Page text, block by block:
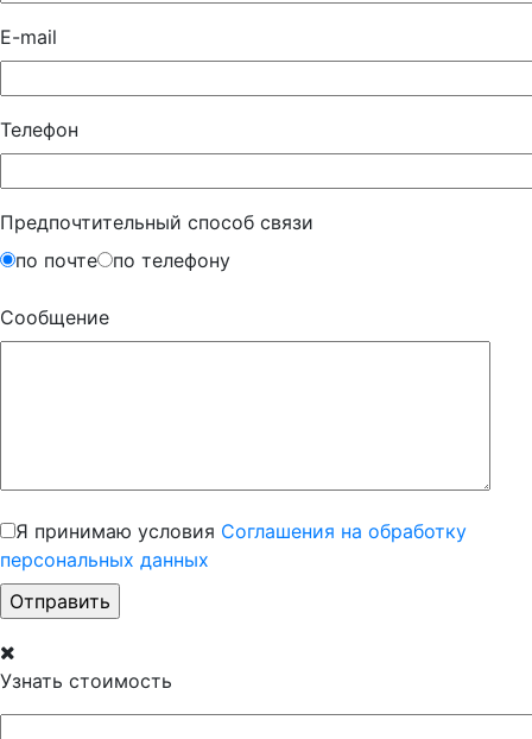
E-mail
Телефон
Предпочтительный способ связи
по почте
по телефону
Сообщение
Я принимаю условия Соглашения на обработку
персональных данных
Узнать стоимость